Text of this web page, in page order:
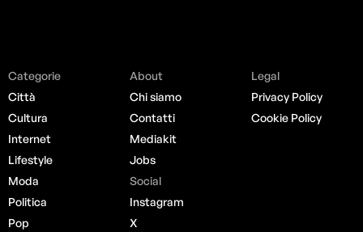
Categorie
Città
Cultura
Internet
Lifestyle
Moda
Politica
Pop
About
Chi siamo
Contatti
Mediakit
Jobs
Social
Instagram
X
Legal
Privacy Policy
Cookie Policy